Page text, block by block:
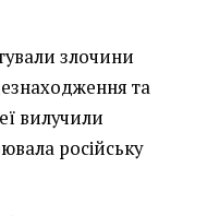
злочини
та
вилучили
російську